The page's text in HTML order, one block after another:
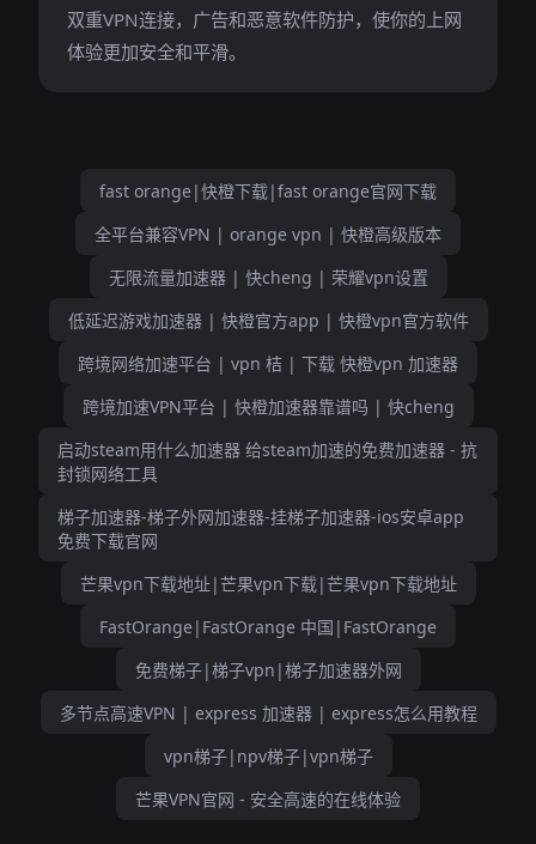
双重VPN连接，广告和恶意软件防护，使你的上网
体验更加安全和平滑。
fast orange|快橙下载|fast orange官网下载
全平台兼容VPN | orange vpn | 快橙高级版本
无限流量加速器 | 快cheng | 荣耀vpn设置
低延迟游戏加速器 | 快橙官方app | 快橙vpn官方软件
跨境网络加速平台 | vpn 桔 | 下载 快橙vpn 加速器
跨境加速VPN平台 | 快橙加速器靠谱吗 | 快cheng
启动steam用什么加速器 给steam加速的免费加速器 - 抗
封锁网络工具
梯子加速器-梯子外网加速器-挂梯子加速器-ios安卓app
免费下载官网
芒果vpn下载地址|芒果vpn下载|芒果vpn下载地址
FastOrange|FastOrange 中国|FastOrange
免费梯子|梯子vpn|梯子加速器外网
多节点高速VPN | express 加速器 | express怎么用教程
vpn梯子|npv梯子|vpn梯子
芒果VPN官网 - 安全高速的在线体验